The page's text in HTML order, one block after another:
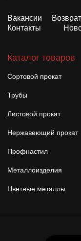
Вакансии Возврат
Контакты
Каталог товаров
Сортовой прокат
Трубы
Листовой прокат
Нержавеющий прокат
Профнастил
Металлоизделия
Цветные металлы